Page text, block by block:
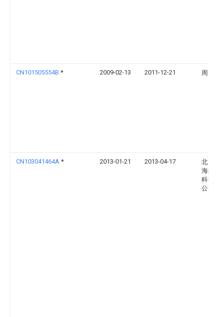
CN101505554B * 2009-02-13 2011-12-21 周存
CN103041464A * 2013-01-21 2013-04-17
北京
海纳
科技
公司